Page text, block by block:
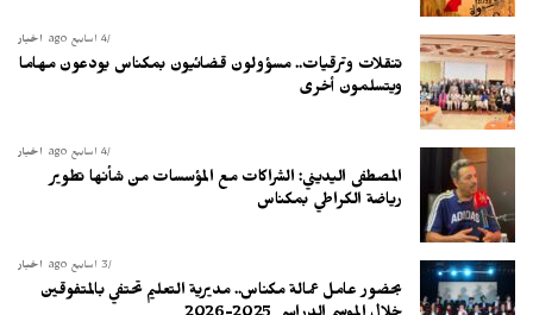
أخبار 4 أسابيع ago
تنقلات وترقيات.. مسؤولون قضائيون بمكناس يودعون مهاما
ويتسلمون أخرى
أخبار 4 أسابيع ago
المصطفى اليديني: الشراكات مع المؤسسات من شأنها تطوير
رياضة الكراطي بمكناس
أخبار 3 أسابيع ago
بحضور عامل عمالة مكناس.. مديرية التعليم تحتفي بالمتفوقين